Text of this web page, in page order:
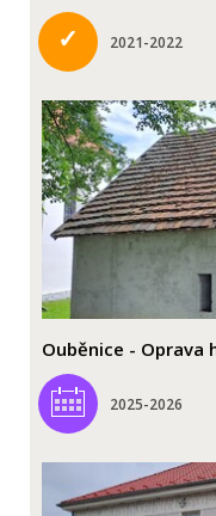
✓ 2021-2022
Ouběnice - Oprava
2025-2026